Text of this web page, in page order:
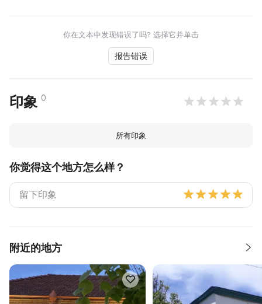
你在文本中发现错误了吗? 选择它并单击
报告错误
印象 0
所有印象
你觉得这个地方怎么样？
附近的地方